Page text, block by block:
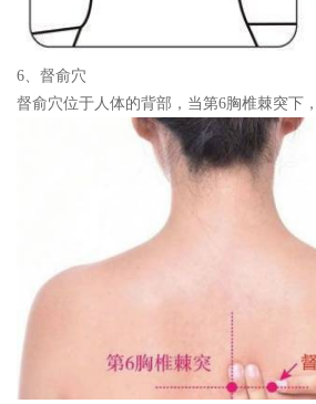
6、督俞穴
督俞穴位于人体的背部，当第6胸椎棘突下，